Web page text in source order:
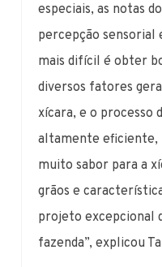
especiais, as notas
percepção sensorial
mais difícil é obter
diversos fatores
xícara, e o processo
altamente eficiente,
muito sabor para a
grãos e
projeto excepcional
fazenda”, explicou